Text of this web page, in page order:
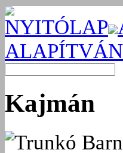
NYITÓLAP
Kajmán
Trunkó